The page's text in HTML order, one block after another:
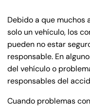
Debido a que muchos
solo un vehículo, los
pueden no estar
responsable. En
del vehículo o
responsables del
Cuando problemas